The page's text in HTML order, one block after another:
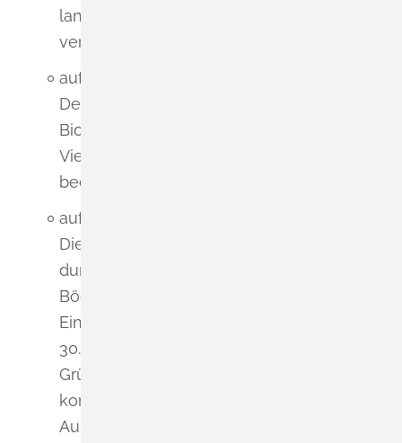
landwirtschaftliche Nutzflächen
verloren;
auf die biologische Vielfalt:
Der Änderungsbereich besitzt keine
Biotopverbundfunktion. Die biologische
Vielfalt wird durch die Planung nicht
beeinträchtigt;
auf die Wechselwirkungen:
Die größten Auswirkungen entstehen
durch die Versiegelung hochwertiger
Böden (ca. 50.000 ÖP) sowie durch
Eingriffe in Pflanzen und Tiere (ca.
30.000 ÖP). Dachbegrünungen und ein
Grünstreifen am Ostrand wirken
konfliktmindernd. Der erforderliche
Ausgleich von insgesamt ca. 75.000